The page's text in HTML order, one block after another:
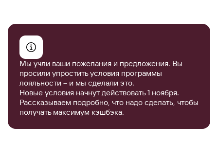
Мы учли ваши пожелания и предложения. Вы
просили упростить условия программы
лояльности – и мы сделали это.
Новые условия начнут действовать 1 ноября.
Рассказываем подробно, что надо сделать, чтобы
получать максимум кэшбэка.